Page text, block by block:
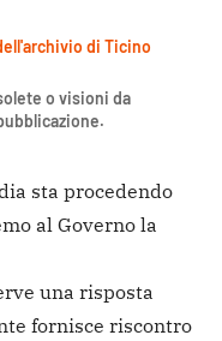
di Ticino
o visioni da
sta procedendo
al Governo la
una risposta
fornisce riscontro